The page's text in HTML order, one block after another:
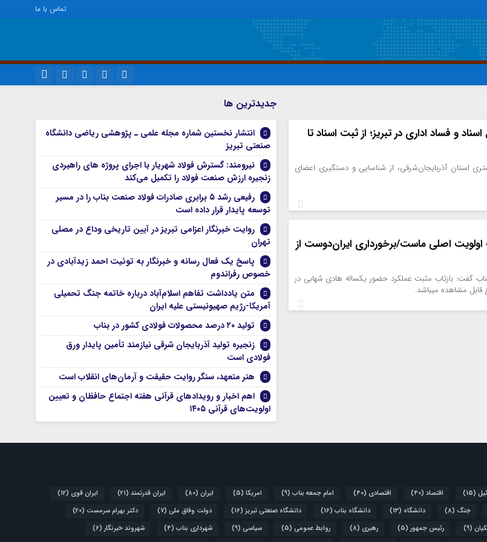
تماس با ما
ایتا
آپارات
واتساپ
رمز عبور
مرا به خاطر بسپار
پیوندهای سایت
برگه دو ستونه
گروه اقتصاد
گروه فرهنگ
اقتصاد
سیاسی
فرهنگ
و فساد اداری در تبریز؛ از ثبت اسناد تا
استان آذربایجان‌شرقی، از شناسایی و دستگیری اعضای
اولویت اصلی ماست/برخورداری ایران‌دوست از
گفت: بازتاب مثبت عملکرد حضور یکساله هادی شهابی در
مشاهده میباشد.
جديدترين ها
انتشار نخستین شماره مجله علمی ـ پژوهشی ریاضی دانشگاه
صنعتی تبریز
نیرومند: گسترش فولاد شهریار با اجرای پروژه های راهبردی
زنجیره ارزش صنعت فولاد را تکمیل می‌کند
رفیعی رشد ۵ برابری صادرات فولاد صنعت بناب را در مسیر
توسعه پایدار قرار داده است
روایت خبرنگار اعزامی تبریز در آیین تاریخی وداع در مصلی
تهران
پاسخ یک فعال رسانه و خبرنگار به توئیت احمد زیدآبادی در
خصوص رفراندوم
متن یادداشت تفاهم اسلام‌آباد درباره خاتمه جنگ تحمیلی
آمریکا-رژیم صهیونیستی علیه ایران
تولید ۲۰ درصد محصولات فولادی کشور در بناب
زنجیره تولید آذربایجان شرقی نیازمند تأمین پایدار ورق
فولادی است
هنر متعهد، سنگر روایت حقیقت و آرمان‌های انقلاب است
اهم اخبار و رویدادهای قرآنی هفته اجتماع حافظان و تعیین
اولویت‌های قرآنی ۱۴۰۵
(15) اقتصاد (40) اقتصادی (40) امام جمعه بناب (9) امریکا (5) ایران (80) ایران قدرتمند (21) ایران قوی (12)
جنگ (8) دانشگاه (13) دانشگاه بناب (16) دانشگاه صنعتی تبریز (16) دولت وفاق ملی (7) دکتر بهرام سرمست (20)
(9) رئیس جمهور (5) رهبری (8) روابط عمومی (5) سیاسی (9) شهرداری بناب (4) شهروند خبرنگار (6)